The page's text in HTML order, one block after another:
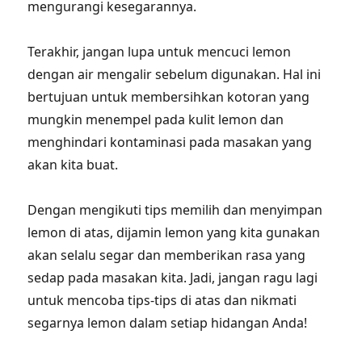
mengurangi kesegarannya.
Terakhir, jangan lupa untuk mencuci lemon
dengan air mengalir sebelum digunakan. Hal ini
bertujuan untuk membersihkan kotoran yang
mungkin menempel pada kulit lemon dan
menghindari kontaminasi pada masakan yang
akan kita buat.
Dengan mengikuti tips memilih dan menyimpan
lemon di atas, dijamin lemon yang kita gunakan
akan selalu segar dan memberikan rasa yang
sedap pada masakan kita. Jadi, jangan ragu lagi
untuk mencoba tips-tips di atas dan nikmati
segarnya lemon dalam setiap hidangan Anda!